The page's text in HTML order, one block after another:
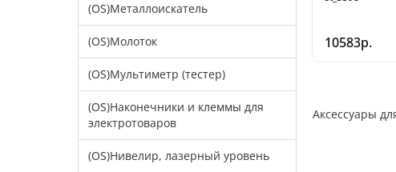
(OS)Металлоискатель
(OS)Молоток
(OS)Мультиметр (тестер)
(OS)Наконечники и клеммы для
электротоваров
(OS)Нивелир, лазерный уровень
10583р.
Аксессуары